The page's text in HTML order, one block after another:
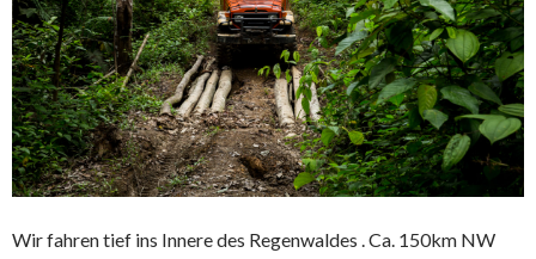
Wir fahren tief ins Innere des Regenwaldes . Ca. 150km NW